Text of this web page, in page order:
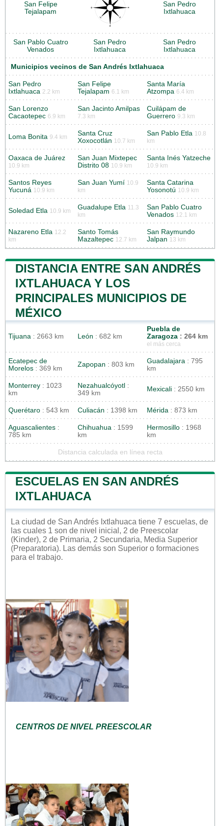
San Felipe
Tejalapam
San Pedro
Ixtlahuaca
San Pablo Cuatro
Venados
San Pedro
Ixtlahuaca
San Pedro
Ixtlahuaca
Municipios vecinos de San Andrés Ixtlahuaca
San Pedro
Ixtlahuaca 2.2 km
San Felipe
Tejalapam 6.1 km
Santa María
Atzompa 6.4 km
San Lorenzo
Cacaotepec 6.9 km
San Jacinto Amilpas
7.3 km
Cuilápam de
Guerrero 9.3 km
Loma Bonita 9.4 km
Santa Cruz
Xoxocotlán 10.7 km
San Pablo Etla 10.8
km
Oaxaca de Juárez
10.9 km
San Juan Mixtepec
Distrito 08 10.9 km
Santa Inés Yatzeche
10.9 km
Santos Reyes
Yucuná 10.9 km
San Juan Yumí 10.9
km
Santa Catarina
Yosonotú 10.9 km
Soledad Etla 10.9 km Guadalupe Etla 11.3
km
San Pablo Cuatro
Venados 12.1 km
Nazareno Etla 12.2
km
Santo Tomás
Mazaltepec 12.7 km
San Raymundo
Jalpan 13 km
DISTANCIA ENTRE SAN ANDRÉS
IXTLAHUACA Y LOS
PRINCIPALES MUNICIPIOS DE
MÉXICO
Tijuana : 2663 km León : 682 km
Puebla de
Zaragoza : 264 km
el más cerca
Ecatepec de
Morelos : 369 km
Zapopan : 803 km Guadalajara : 795
km
Monterrey : 1023
km
Nezahualcóyotl :
349 km
Mexicali : 2550 km
Querétaro : 543 km Culiacán : 1398 km Mérida : 873 km
Aguascalientes :
785 km
Chihuahua : 1599
km
Hermosillo : 1968
km
Distancia calculada en línea recta
ESCUELAS EN SAN ANDRÉS
IXTLAHUACA
La ciudad de San Andrés Ixtlahuaca tiene 7 escuelas, de
las cuales 1 son de nivel inicial, 2 de Preescolar
(Kinder), 2 de Primaria, 2 Secundaria, Media Superior
(Preparatoria). Las demás son Superior o formaciones
para el trabajo.
CENTROS DE NIVEL PREESCOLAR